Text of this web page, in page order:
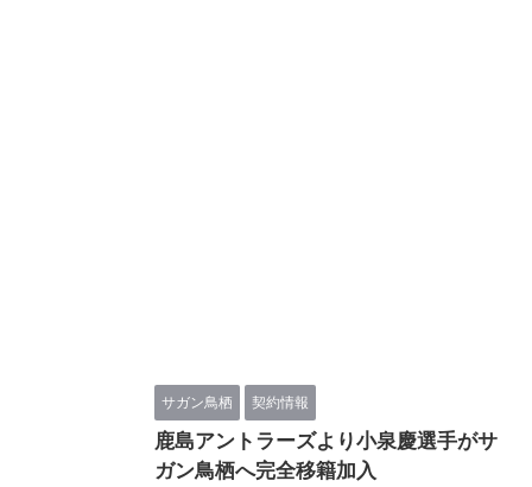
サガン鳥栖 契約情報
鹿島アントラーズより小泉慶選手がサ
ガン鳥栖へ完全移籍加入